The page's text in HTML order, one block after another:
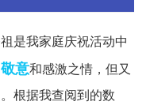
是我家庭庆祝活动中
敬意和感激之情，但又
根据我查阅到的数